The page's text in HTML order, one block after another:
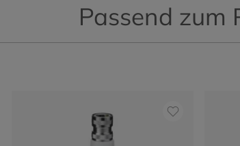
Passend zum